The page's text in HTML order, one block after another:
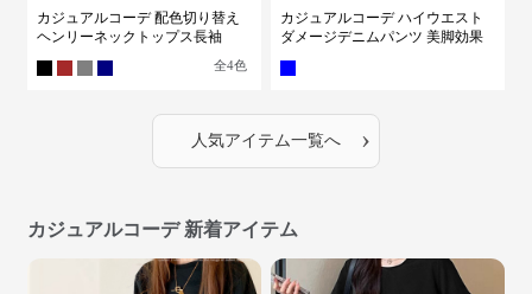
カジュアルコーデ 配色切り替え
ヘンリーネックトップス長袖
全4色
カジュアルコーデ ハイウエスト
ダメージデニムパンツ 美脚効果
人気アイテム一覧へ ›
カジュアルコーデ 新着アイテム